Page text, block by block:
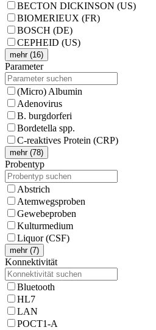
BECTON DICKINSON (US)
BIOMERIEUX (FR)
BOSCH (DE)
CEPHEID (US)
mehr (16)
Parameter
(Micro) Albumin
Adenovirus
B. burgdorferi
Bordetella spp.
C-reaktives Protein (CRP)
mehr (78)
Probentyp
Abstrich
Atemwegsproben
Gewebeproben
Kulturmedium
Liquor (CSF)
mehr (7)
Konnektivität
Bluetooth
HL7
LAN
POCT1-A